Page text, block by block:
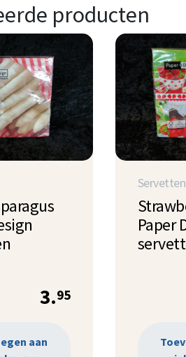
producten
3.95
aan
Servetten
Paper